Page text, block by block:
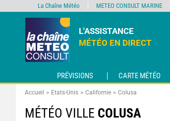
L'ASSISTANCE
MÉTÉO EN DIRECT
PRÉVISIONS CARTE MÉTÉO
Accueil Etats-Unis Californie Colusa
MÉTÉO VILLE COLUSA
La Chaîne Météo METEO CONSULT MARINE